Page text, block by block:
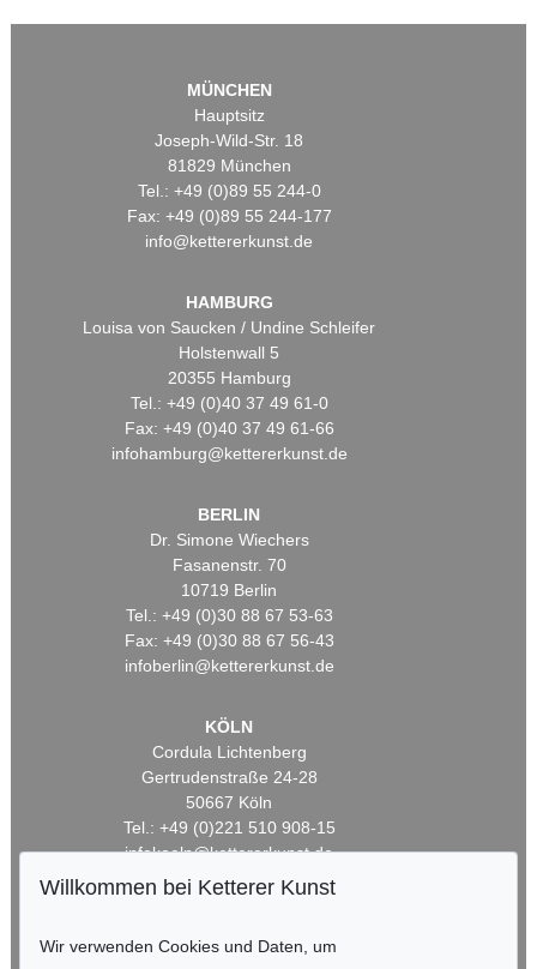
MÜNCHEN
Hauptsitz
Joseph-Wild-Str. 18
81829 München
Tel.: +49 (0)89 55 244-0
Fax: +49 (0)89 55 244-177
info@kettererkunst.de
HAMBURG
Louisa von Saucken / Undine Schleifer
Holstenwall 5
20355 Hamburg
Tel.: +49 (0)40 37 49 61-0
Fax: +49 (0)40 37 49 61-66
infohamburg@kettererkunst.de
BERLIN
Dr. Simone Wiechers
Fasanenstr. 70
10719 Berlin
Tel.: +49 (0)30 88 67 53-63
Fax: +49 (0)30 88 67 56-43
infoberlin@kettererkunst.de
KÖLN
Cordula Lichtenberg
Gertrudenstraße 24-28
50667 Köln
Tel.: +49 (0)221 510 908-15
infokoeln@kettererkunst.de
HESSEN
Willkommen bei Ketterer Kunst
Wir verwenden Cookies und Daten, um